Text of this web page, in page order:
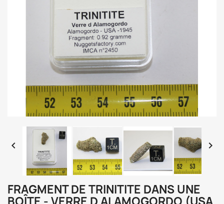
 
FRAGMENT DE TRINITITE DANS UNE